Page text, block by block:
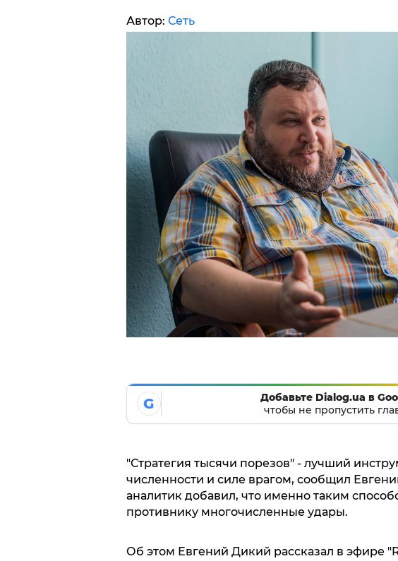
Автор: Сеть
G
Добавьте Dialog.ua в
чтобы не пропустить
"Стратегия тысячи порезов" - лучший
численности и силе врагом, сообщил
аналитик добавил, что именно таким
противнику многочисленные удары.
Об этом Евгений Дикий рассказал в эфире